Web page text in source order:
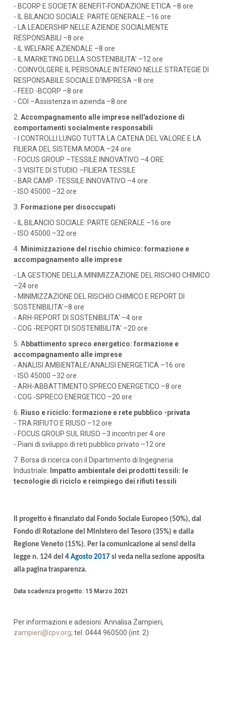
- BCORP E SOCIETA' BENEFIT-FONDAZIONE ETICA –8 ore
- IL BILANCIO SOCIALE: PARTE GENERALE –16 ore
- LA LEADERSHIP NELLE AZIENDE SOCIALMENTE
RESPONSABILI –8 ore
- IL WELFARE AZIENDALE –8 ore
- IL MARKETING DELLA SOSTENIBILITA' –12 ore
- COINVOLGERE IL PERSONALE INTERNO NELLE STRATEGIE DI
RESPONSABILE SOCIALE D'IMPRESA –8 ore
- FEED -BCORP –8 ore
- COI –Assistenza in azienda –8 ore
2. Accompagnamento alle imprese nell'adozione di
comportamenti socialmente responsabili
- I CONTROLLI LUNGO TUTTA LA CATENA DEL VALORE E LA
FILIERA DEL SISTEMA MODA –24 ore
- FOCUS GROUP –TESSILE INNOVATIVO –4 ORE
- 3 VISITE DI STUDIO –FILIERA TESSILE
- BAR CAMP -TESSILE INNOVATIVO –4 ore
- ISO 45000 –32 ore
3. Formazione per disoccupati
- IL BILANCIO SOCIALE: PARTE GENERALE –16 ore
- ISO 45000 –32 ore
4. Minimizzazione del rischio chimico: formazione e
accompagnamento alle imprese
- LA GESTIONE DELLA MINIMIZZAZIONE DEL RISCHIO CHIMICO
–24 ore
- MINIMIZZAZIONE DEL RISCHIO CHIMICO E REPORT DI
SOSTENIBILITA'–8 ore
- ARH-REPORT DI SOSTENIBILITA' –4 ore
- COG -REPORT DI SOSTENIBILITA' –20 ore
5. Abbattimento spreco energetico: formazione e
accompagnamento alle imprese
- ANALISI AMBIENTALE/ANALISI ENERGETICA –16 ore
- ISO 45000 –32 ore
- ARH-ABBATTIMENTO SPRECO ENERGETICO –8 ore
- COG -SPRECO ENERGETICO –20 ore
6. Riuso e riciclo: formazione e rete pubblico -privata
- TRA RIFIUTO E RIUSO –12 ore
- FOCUS GROUP SUL RIUSO –3 incontri per 4 ore
- Piani di sviluppo di reti pubblico privato –12 ore
7. Borsa di ricerca con il Dipartimento di Ingegneria
Industriale: Impatto ambientale dei prodotti tessili: le
tecnologie di riciclo e reimpiego dei rifiuti tessili
Il progetto è finanziato dal Fondo Sociale Europeo (50%), dal
Fondo di Rotazione del Ministero del Tesoro (35%) e dalla
Regione Veneto (15%). Per la comunicazione ai sensi della
legge n. 124 del 4 Agosto 2017 si veda nella sezione apposita
alla pagina trasparenza.
Data scadenza progetto: 15 Marzo 2021
Per informazioni e adesioni: Annalisa Zampieri,
zampieri@cpv.org; tel. 0444 960500 (int. 2)